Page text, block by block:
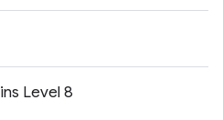
Level 8